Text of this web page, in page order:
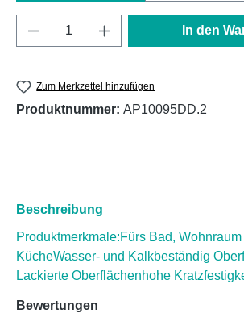
Produkt Anzahl: Gib den
In den
Zum Merkzettel hinzufügen
Produktnummer: AP10095DD.2
Beschreibung
Produktmerkmale:Fürs Bad, Wohnraum
KücheWasser- und Kalkbeständig
Lackierte Oberflächenhohe
Bewertungen